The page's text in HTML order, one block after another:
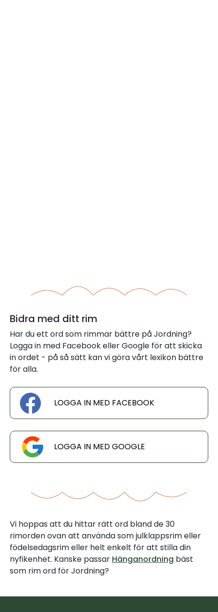
Bidra med ditt rim
Har du ett ord som rimmar bättre på Jordning?
Logga in med Facebook eller Google för att skicka
in ordet - på så sätt kan vi göra vårt lexikon bättre
för alla.
LOGGA IN MED FACEBOOK
LOGGA IN MED GOOGLE
Vi hoppas att du hittar rätt ord bland de 30
rimorden ovan att använda som julklappsrim eller
födelsedagsrim eller helt enkelt för att stilla din
nyfikenhet. Kanske passar Hänganordning bäst
som rim ord för Jordning?